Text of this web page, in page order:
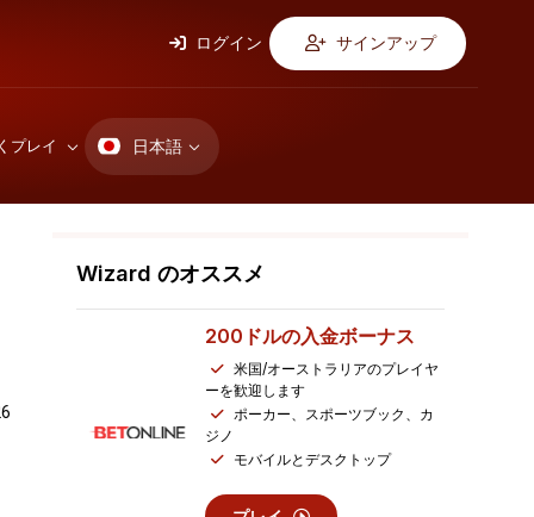
ログイン サインアップ
プレイ 日本語
Wizard のオススメ
200ドルの入金ボーナス
米国/オーストラリアのプレイヤ
ーを歓迎します
ポーカー、スポーツブック、カ
ジノ
モバイルとデスクトップ